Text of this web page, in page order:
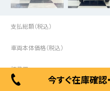
支払総額（税込）
車両本体価格（税込）
諸費用
今すぐ在庫確認